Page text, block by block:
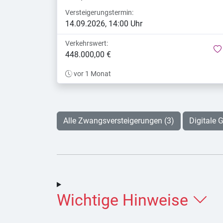
Versteigerungstermin:
14.09.2026, 14:00 Uhr
Verkehrswert:
448.000,00 €
vor 1 Monat
Alle Zwangsversteigerungen (3) Digitale
Wichtige Hinweise